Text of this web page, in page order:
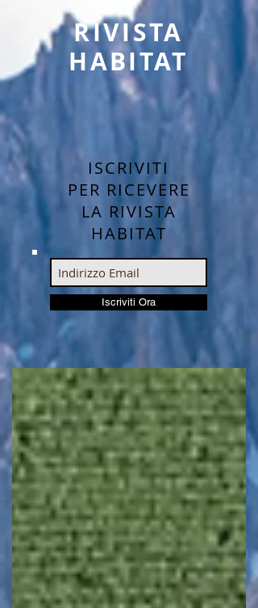
RIVISTA
HABITAT
ISCRIVITI
PER RICEVERE
LA RIVISTA
HABITAT
Iscriviti Ora